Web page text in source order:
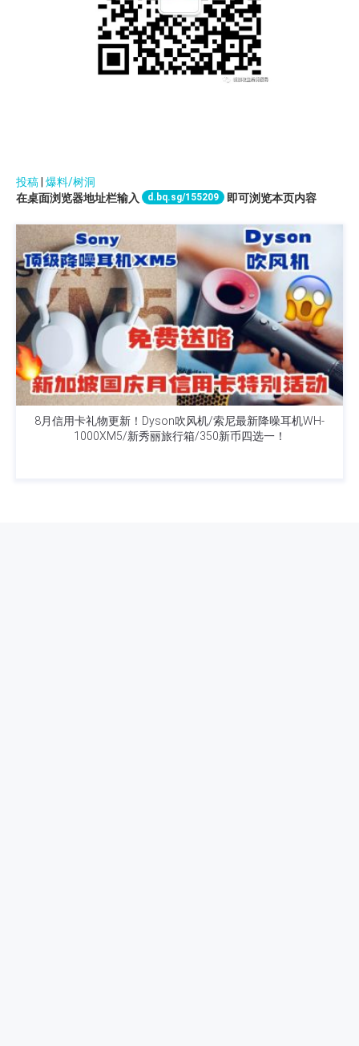
投稿 爆料/树洞
在桌面浏览器地址栏输入
d.bq.sg/155209 即可浏览本页内容
8月信用卡礼物更新！Dyson吹风机/索尼最新降噪耳机WH-
1000XM5/新秀丽旅行箱/350新币四选一！